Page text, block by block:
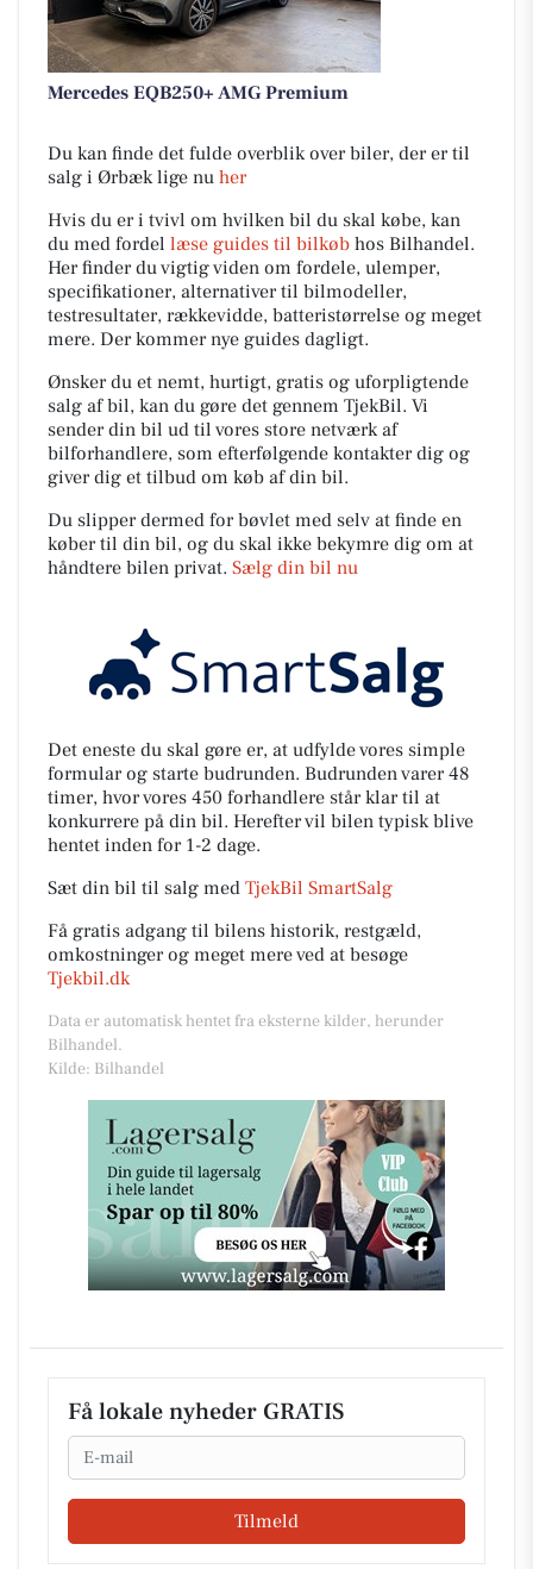
Mercedes EQB250+ AMG Premium
Du kan finde det fulde overblik over biler, der er til
salg i Ørbæk lige nu her
Hvis du er i tvivl om hvilken bil du skal købe, kan
du med fordel læse guides til bilkøb hos Bilhandel.
Her finder du vigtig viden om fordele, ulemper,
specifikationer, alternativer til bilmodeller,
testresultater, rækkevidde, batteristørrelse og meget
mere. Der kommer nye guides dagligt.
Ønsker du et nemt, hurtigt, gratis og uforpligtende
salg af bil, kan du gøre det gennem TjekBil. Vi
sender din bil ud til vores store netværk af
bilforhandlere, som efterfølgende kontakter dig og
giver dig et tilbud om køb af din bil.
Du slipper dermed for bøvlet med selv at finde en
køber til din bil, og du skal ikke bekymre dig om at
håndtere bilen privat. Sælg din bil nu
Det eneste du skal gøre er, at udfylde vores simple
formular og starte budrunden. Budrunden varer 48
timer, hvor vores 450 forhandlere står klar til at
konkurrere på din bil. Herefter vil bilen typisk blive
hentet inden for 1-2 dage.
Sæt din bil til salg med TjekBil SmartSalg
Få gratis adgang til bilens historik, restgæld,
omkostninger og meget mere ved at besøge
Tjekbil.dk
Data er automatisk hentet fra eksterne kilder, herunder
Bilhandel.
Kilde: Bilhandel
Få lokale nyheder GRATIS
Email
Tilmeld